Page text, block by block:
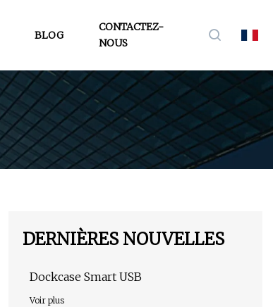
BLOG
CONTACTEZ-
NOUS
DERNIÈRES NOUVELLES
Dockcase Smart USB
Voir plus